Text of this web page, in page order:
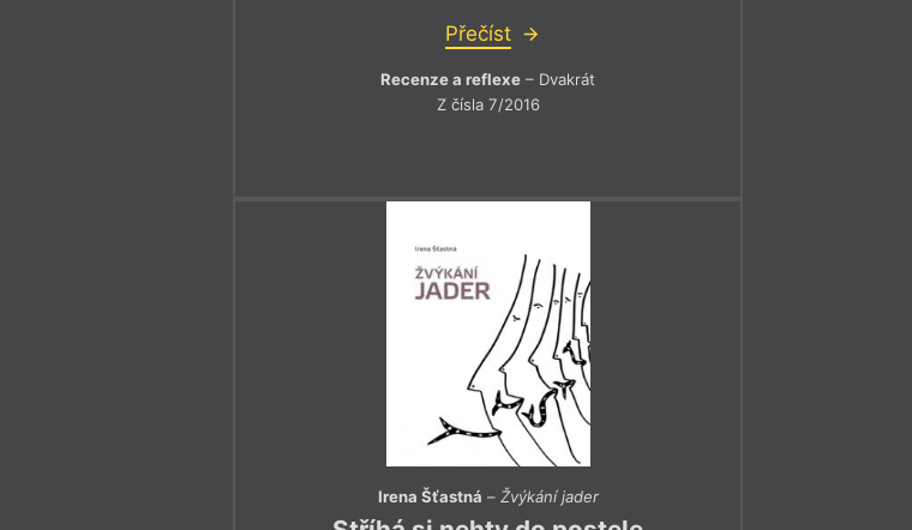
Přečíst
Recenze a reflexe – Dvakrát
Z čísla 7/2016
Irena Šťastná – Žvýkání jader